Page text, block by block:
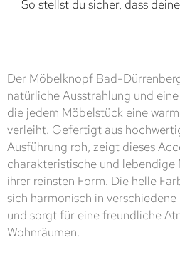
So stellst du sicher, dass
Der Möbelknopf Bad-
natürliche Ausstrahlung und
die jedem Möbelstück eine
verleiht. Gefertigt aus
Ausführung roh, zeigt dieses
charakteristische und lebendige
ihrer reinsten Form. Die helle
sich harmonisch in
und sorgt für eine freundliche
Wohnräumen.